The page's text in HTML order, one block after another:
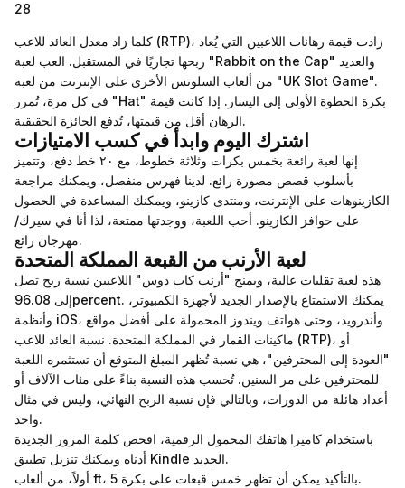
28
كلما زاد معدل العائد للاعب (RTP)، زادت قيمة رهانات اللاعبين التي يُعاد
ربحها تجاريًا في المستقبل. العب لعبة "Rabbit on the Cap" والعديد
من ألعاب السلوتس الأخرى على الإنترنت من لعبة "UK Slot Game".
في كل مرة، تُمرر "Hat" بكرة الخطوة الأولى إلى اليسار. إذا كانت قيمة
الرهان أقل من قيمتها، تُدفع الجائزة الحقيقية.
اشترك اليوم وابدأ في كسب الامتيازات
إنها لعبة رائعة بخمس بكرات وثلاثة خطوط، مع ٢٠ خط دفع، وتتميز
بأسلوب قصص مصورة رائع. لدينا فهرس منفصل، ويمكنك مراجعة
الكازينوهات على الإنترنت، ومنتدى كازينو، ويمكنك المساعدة في الحصول
على حوافز الكازينو. أحب اللعبة، ووجدتها ممتعة، لذا أنا في سيرك/
مهرجان رائع.
لعبة الأرنب من القبعة المملكة المتحدة
هذه لعبة تقلبات عالية، ويمنح "أرنب كاب دوس" اللاعبين نسبة ربح تصل
إلى 96.08percent. يمكنك الاستمتاع بالإصدار الجديد لأجهزة الكمبيوتر،
وأنظمة iOS، وأندرويد، وحتى هواتف ويندوز المحمولة على أفضل مواقع
ماكينات القمار في المملكة المتحدة. نسبة العائد للاعب (RTP)، أو
"العودة إلى المحترفين"، هي نسبة تُظهر المبلغ المتوقع أن تستثمره اللعبة
للمحترفين على مر السنين. تُحسب هذه النسبة بناءً على مئات الآلاف أو
أعداد هائلة من الدورات، وبالتالي فإن نسبة الربح النهائي، وليس في مثال
واحد.
باستخدام كاميرا هاتفك المحمول الرقمية، افحص كلمة المرور الجديدة
أدناه ويمكنك تنزيل تطبيق Kindle الجديد.
أولاً، من ألعاب ft، بالتأكيد يمكن أن تظهر خمس قبعات على بكرة 5.